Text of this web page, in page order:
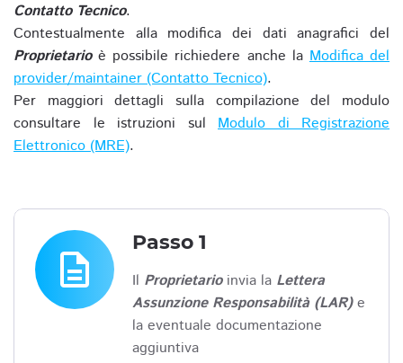
Contatto Tecnico.
Contestualmente alla modifica dei dati anagrafici del
Proprietarioè possibile richiedere anche laModifica del
provider/maintainer (Contatto Tecnico).
Per maggiori dettagli sulla compilazione del modulo
consultare le istruzioni sul Modulo di Registrazione
Elettronico (MRE).
description
Passo 1
Il Proprietarioinvia la Lettera
Assunzione Responsabilità (LAR)e
la eventuale documentazione
aggiuntiva